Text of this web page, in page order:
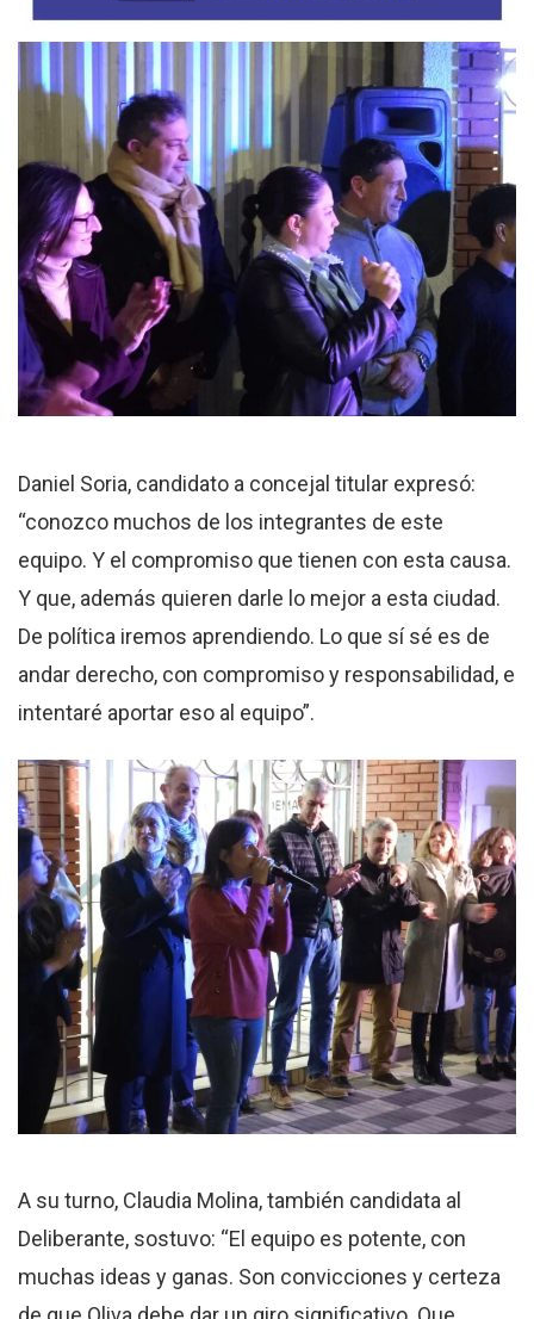
Daniel Soria, candidato a concejal titular expresó:
“conozco muchos de los integrantes de este
equipo. Y el compromiso que tienen con esta causa.
Y que, además quieren darle lo mejor a esta ciudad.
De política iremos aprendiendo. Lo que sí sé es de
andar derecho, con compromiso y responsabilidad, e
intentaré aportar eso al equipo”.
A su turno, Claudia Molina, también candidata al
Deliberante, sostuvo: “El equipo es potente, con
muchas ideas y ganas. Son convicciones y certeza